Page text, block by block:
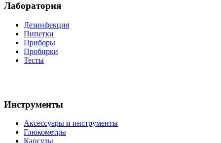
Лаборатория
Дезинфекция
Пипетки
Приборы
Пробирки
Тесты
Инструменты
Аксессуары и инструменты
Глюкометры
Капсулы